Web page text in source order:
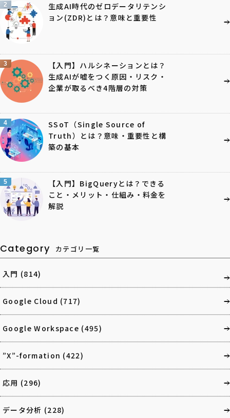
2
生成AI時代のゼロデータリテンシ
ョン(ZDR)とは？意味と重要性
3
【入門】ハルシネーションとは？
生成AIが嘘をつく原因・リスク・
企業が取るべき4階層の対策
4
SSoT（Single Source of
Truth）とは？意味・重要性と構
築の基本
5
【入門】BigQueryとは？できる
こと・メリット・仕組み・料金を
解説
Category カテゴリ一覧
入門 (814)
Google Cloud (717)
Google Workspace (495)
”X”-formation (422)
応用 (296)
データ分析 (228)